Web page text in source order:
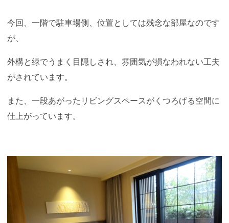
今回、一階で駐車場側、位置としては残念な部屋なのです
が、
外構と緑でうまく目隠しされ、雰囲気が損なわれない工夫
がされています。
また、一段あがったリビングスペースがくつろげる空間に
仕上がっています。